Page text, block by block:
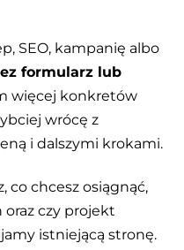
SEO, kampanię albo
formularz lub
więcej konkretów
wrócę z
i dalszymi krokami.
co chcesz osiągnąć,
czy projekt
istniejącą stronę.